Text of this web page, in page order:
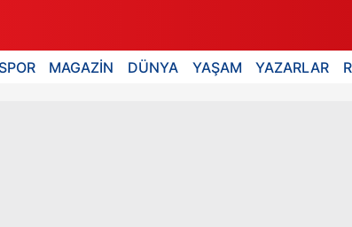
SPOR MAGAZİN DÜNYA YAŞAM YAZARLAR